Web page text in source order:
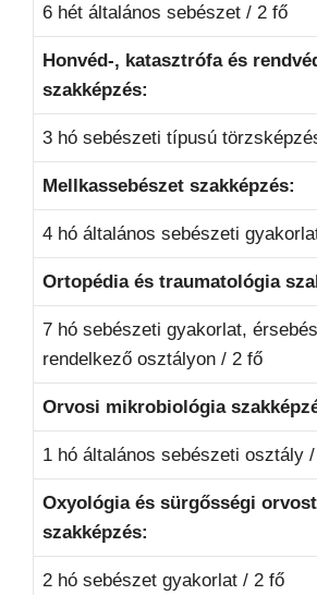
6 hét általános sebészet / 2 fő
Honvéd-, katasztrófa és
szakképzés:
3 hó sebészeti típusú
Mellkassebészet szakképzés:
4 hó általános sebészeti
Ortopédia és traumatológia
7 hó sebészeti gyakorlat,
rendelkező osztályon / 2 fő
Orvosi mikrobiológia
1 hó általános sebészeti osztály
Oxyológia és sürgősségi
szakképzés:
2 hó sebészet gyakorlat / 2 fő